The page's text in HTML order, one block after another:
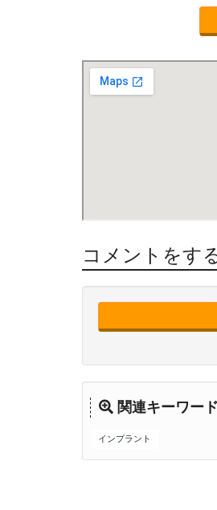
コメントをす
関連キーワー
インプラント